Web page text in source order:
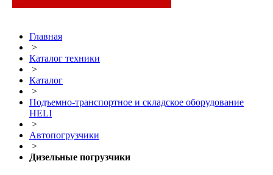
Главная
>
Каталог техники
>
Каталог
>
Подъемно-транспортное и складское оборудование
HELI
>
Автопогрузчики
>
Дизельные погрузчики